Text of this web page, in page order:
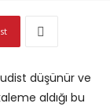
düşünür ve
aldığı bu